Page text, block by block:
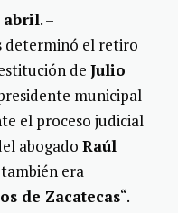
abril. –
determinó el retiro
de Julio
municipal
el proceso judicial
abogado Raúl
era
de Zacatecas“.